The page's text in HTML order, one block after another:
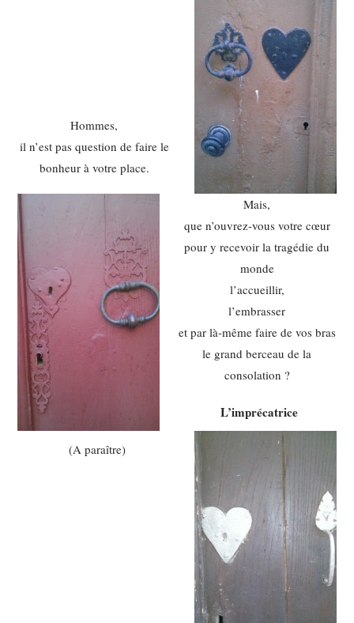
Hommes,
il n’est pas question de faire le
bonheur à votre place.
Mais,
que n’ouvrez-vous votre cœur
pour y recevoir la tragédie du
monde
l’accueillir,
l’embrasser
et par là-même faire de vos bras
le grand berceau de la
consolation ?
L’imprécatrice
(A paraître)